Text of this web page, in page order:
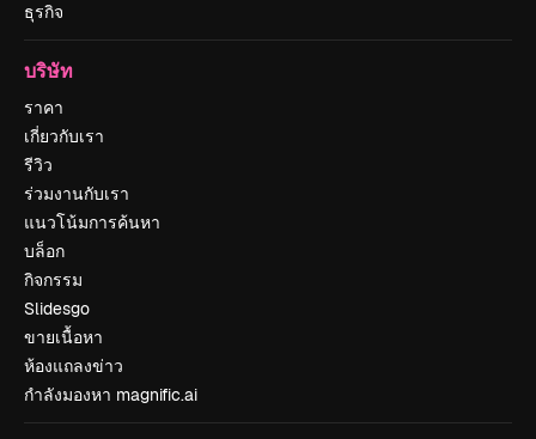
ธุรกิจ
บริษัท
ราคา
เกี่ยวกับเรา
รีวิว
ร่วมงานกับเรา
แนวโน้มการค้นหา
บล็อก
กิจกรรม
Slidesgo
ขายเนื้อหา
ห้องแถลงข่าว
กำลังมองหา magnific.ai